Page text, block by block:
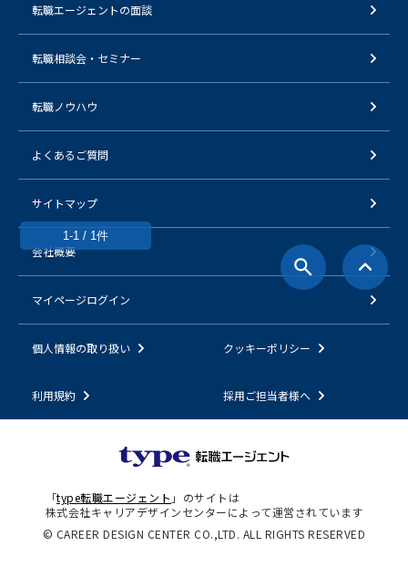
1-1 / 1件
転職エージェントの面談
転職相談会・セミナー
転職ノウハウ
よくあるご質問
サイトマップ
会社概要
マイページログイン
個人情報の取り扱い クッキーポリシー
利用規約 採用ご担当者様へ
「type転職エージェント 」のサイトは
株式会社キャリアデザインセンターによって運営されています
© CAREER DESIGN CENTER CO.,LTD. ALL RIGHTS RESERVED